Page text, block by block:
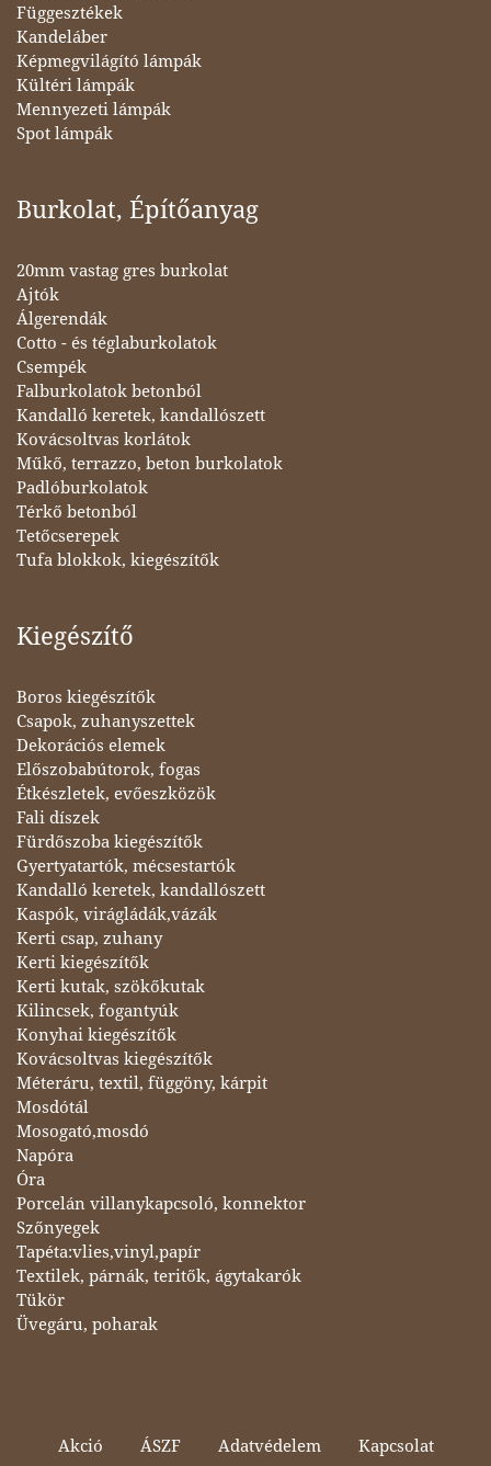
Függesztékek
Kandeláber
Képmegvilágító lámpák
Kültéri lámpák
Mennyezeti lámpák
Spot lámpák
Burkolat, Építőanyag
20mm vastag gres burkolat
Ajtók
Álgerendák
Cotto - és téglaburkolatok
Csempék
Falburkolatok betonból
Kandalló keretek, kandallószett
Kovácsoltvas korlátok
Műkő, terrazzo, beton burkolatok
Padlóburkolatok
Térkő betonból
Tetőcserepek
Tufa blokkok, kiegészítők
Kiegészítő
Boros kiegészítők
Csapok, zuhanyszettek
Dekorációs elemek
Előszobabútorok, fogas
Étkészletek, evőeszközök
Fali díszek
Fürdőszoba kiegészítők
Gyertyatartók, mécsestartók
Kandalló keretek, kandallószett
Kaspók, virágládák,vázák
Kerti csap, zuhany
Kerti kiegészítők
Kerti kutak, szökőkutak
Kilincsek, fogantyúk
Konyhai kiegészítők
Kovácsoltvas kiegészítők
Méteráru, textil, függöny, kárpit
Mosdótál
Mosogató,mosdó
Napóra
Óra
Porcelán villanykapcsoló, konnektor
Szőnyegek
Tapéta:vlies,vinyl,papír
Textilek, párnák, teritők, ágytakarók
Tükör
Üvegáru, poharak
Akció ÁSZF Adatvédelem
Kapcsolat